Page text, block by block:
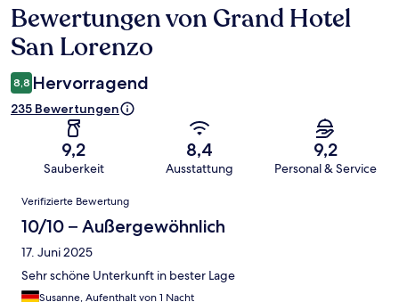
Bewertungen
Bewertungen von Grand Hotel
San Lorenzo
8,8 Hervorragend
235 Bewertungen
9,2
Sauberkeit
8,4
Ausstattung
9,2
Personal & Service
Bewertungen
Verifizierte Bewertung
10/10 – Außergewöhnlich
17. Juni 2025
Sehr schöne Unterkunft in bester Lage
Susanne, Aufenthalt von 1 Nacht